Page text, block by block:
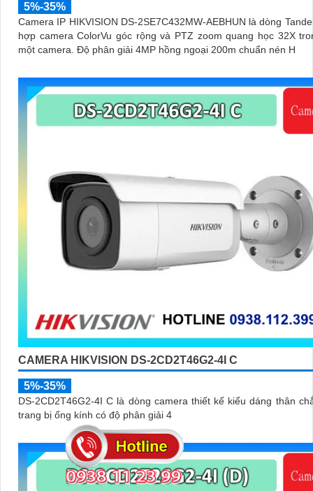
5%-35%
Camera IP HIKVISION DS-2SE7C432MW-AEBHUN là dòng
hợp camera ColorVu góc rộng và PTZ zoom quang học 32X
một camera. Độ phân giải 4MP hồng ngoại 200m chuẩn nén H
CAMERA HIKVISION DS-2CD2T46G2-4I C
5%-35%
DS-2CD2T46G2-4I C là dòng camera thiết kế kiểu dáng thân
trang bị ống kính có độ phân giải 4